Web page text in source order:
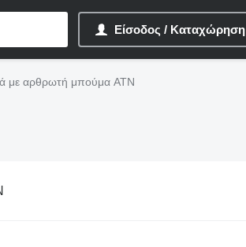
Είσοδος / Καταχώρηση
με αρθρωτή μπούμα ATN